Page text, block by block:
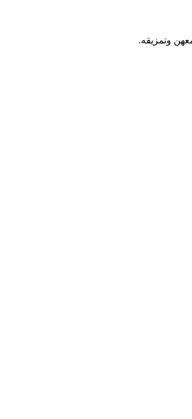
وتمزيقه.